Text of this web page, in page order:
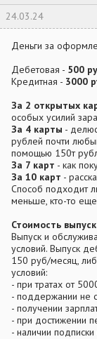
24.03.24
Деньги за
Дебетовая - 500
Кредитная - 3000
За 2 открытых
особых усилий
За 4 карты -
рублей почти
помощью 150т
За 7 карт - как
За 10 карт -
Способ подходит
меньше, кто-то
Стоимость
Выпуск и
условий. Выпуск
150 руб/месяц,
условий:
- при тратах от
- поддержании не
- получении
- при достижении
- наличии